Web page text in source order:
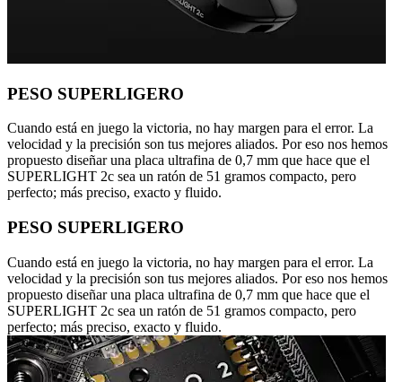
PESO SUPERLIGERO
Cuando está en juego la victoria, no hay margen para el error. La
velocidad y la precisión son tus mejores aliados. Por eso nos hemos
propuesto diseñar una placa ultrafina de 0,7 mm que hace que el
SUPERLIGHT 2c sea un ratón de 51 gramos compacto, pero
perfecto; más preciso, exacto y fluido.
PESO SUPERLIGERO
Cuando está en juego la victoria, no hay margen para el error. La
velocidad y la precisión son tus mejores aliados. Por eso nos hemos
propuesto diseñar una placa ultrafina de 0,7 mm que hace que el
SUPERLIGHT 2c sea un ratón de 51 gramos compacto, pero
perfecto; más preciso, exacto y fluido.